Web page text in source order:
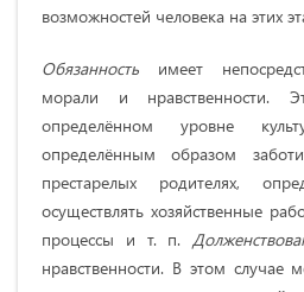
возможностей человека на этих
Обязанность имеет
морали и нравственности.
определённом уровне
определённым образом
престарелых родителях,
осуществлять хозяйственные
процессы и т. п.
нравственности. В этом случае